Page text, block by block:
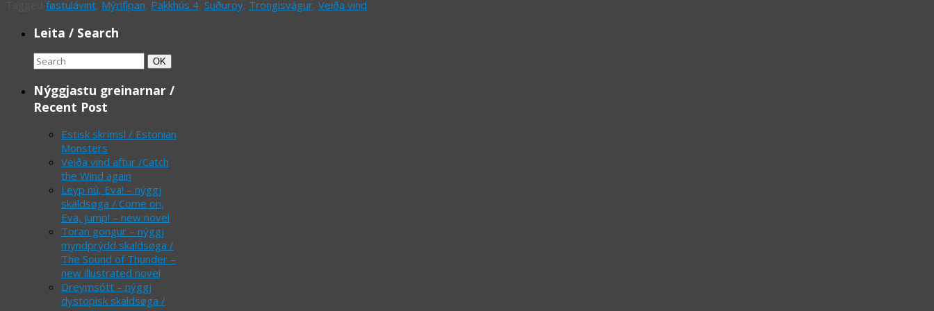
føstulávint Mýrifípan Pakkhús 4 Suðuroy Trongisvágur Veiða vind
Leita / Search
Search
for:
Search
OK
Nýggjastu greinarnar /
Recent Post
Estisk skrímsl / Estonian
Monsters
Veiða vind aftur /Catch
the Wind again
Leyp nú, Eva! – nýggj
skaldsøga / Come on,
Eva, jump! – new novel
Toran gongur – nýggj
myndprýdd skaldsøga /
The Sound of Thunder –
new illustrated novel
Dreymsótt – nýggj
dystopisk skaldsøga /